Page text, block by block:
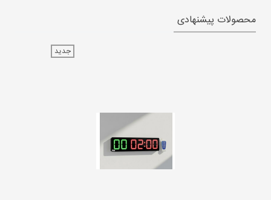
محصولات پیشنهادی
جدید